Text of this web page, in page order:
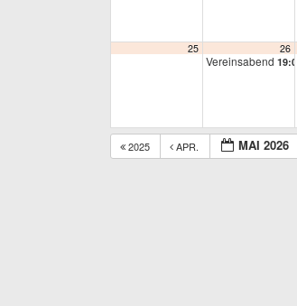
25 26
Vereinsabend 19:00
2025 APR. MAI 2026